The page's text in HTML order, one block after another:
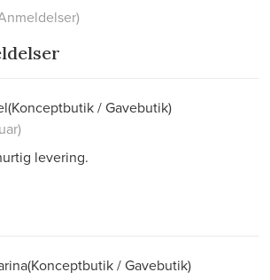
(Konceptbutik / Gavebutik)
levering.
(Konceptbutik / Gavebutik)